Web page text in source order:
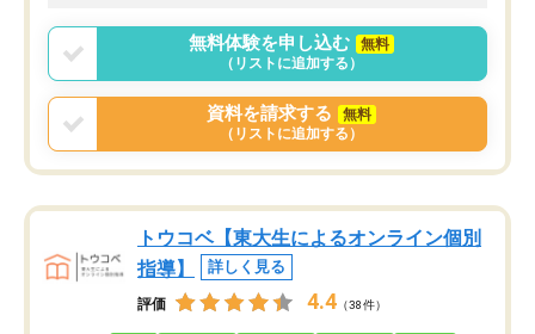
無料体験を申し込む
無料
（リストに追加する）
資料を請求する
無料
（リストに追加する）
トウコベ【東大生によるオンライン個別
指導】
詳しく見る
評価 4.4 （38件）